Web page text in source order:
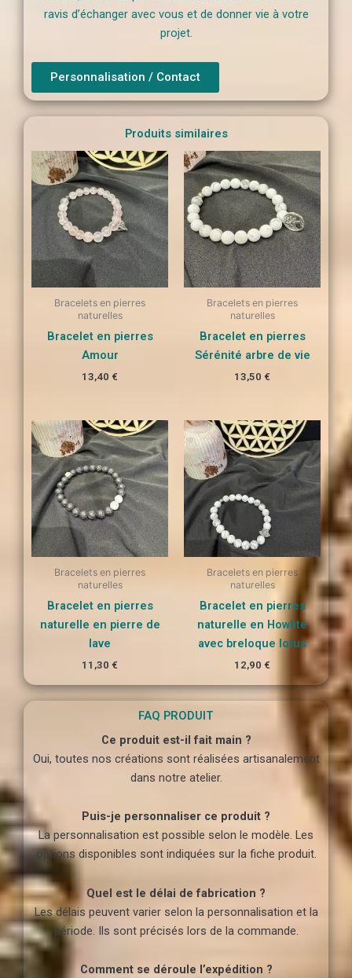
ravis d’échanger avec vous et de donner vie à votre
projet.
Personnalisation / Contact
Produits similaires
Bracelets en pierres
naturelles
Bracelet en pierres
Amour
13,40 €
Bracelets en pierres
naturelles
Bracelet en pierres
Sérénité arbre de vie
13,50 €
Bracelets en pierres
naturelles
Bracelet en pierres
naturelle en pierre de
lave
11,30 €
Bracelets en pierres
naturelles
Bracelet en pierres
naturelle en Howlite
avec breloque lotus
12,90 €
FAQ PRODUIT
Ce produit est-il fait main ?
Oui, toutes nos créations sont réalisées artisanalement
dans notre atelier.
Puis-je personnaliser ce produit ?
La personnalisation est possible selon le modèle. Les
options disponibles sont indiquées sur la fiche produit.
Quel est le délai de fabrication ?
Les délais peuvent varier selon la personnalisation et la
période. Ils sont précisés lors de la commande.
Comment se déroule l’expédition ?